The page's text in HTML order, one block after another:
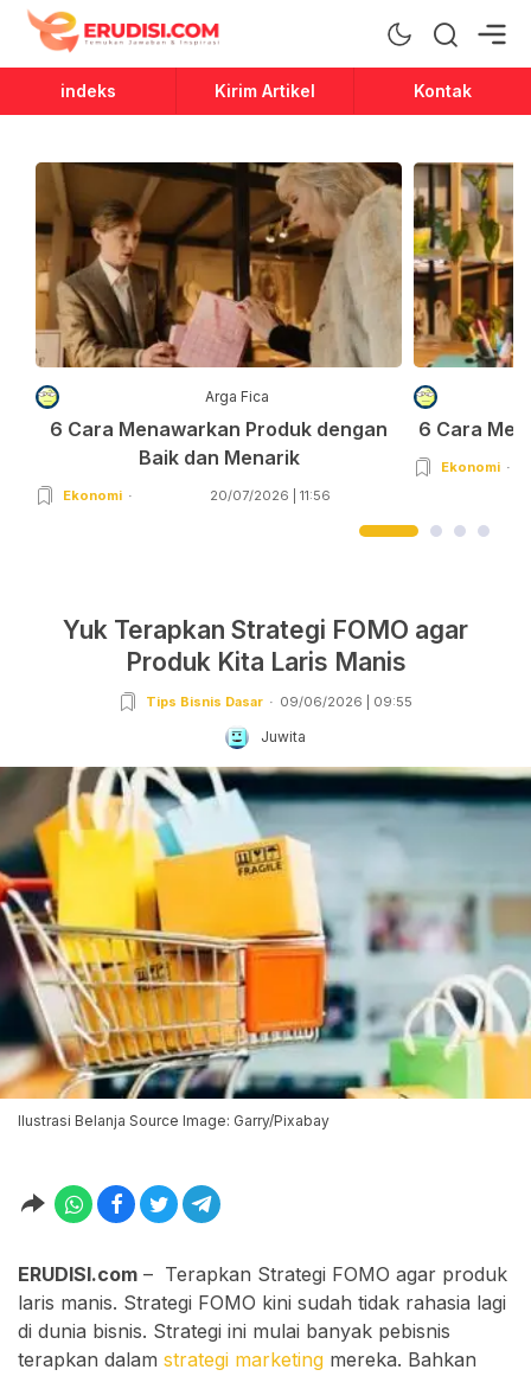
Erudisi
Temukan Jawaban dan Inspirasi
indeks Kirim Artikel Kontak
Arga Fica
6 Cara Menawarkan Produk dengan
Baik dan Menarik
Ekonomi 20/07/2026 | 11:56
6 Cara
Ekonomi
Yuk Terapkan Strategi FOMO agar
Produk Kita Laris Manis
Tips Bisnis Dasar 09/06/2026 | 09:55
Juwita
Ilustrasi Belanja Source Image: Garry/Pixabay
ERUDISI.com – Terapkan Strategi FOMO agar produk
laris manis. Strategi FOMO kini sudah tidak rahasia lagi
di dunia bisnis. Strategi ini mulai banyak pebisnis
terapkan dalam strategi marketing mereka. Bahkan